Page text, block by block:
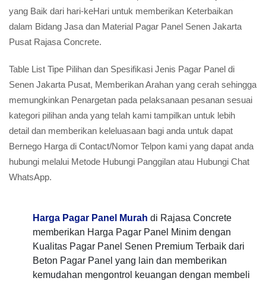
yang Baik dari hari-keHari untuk memberikan Keterbaikan
dalam Bidang Jasa dan Material Pagar Panel Senen Jakarta
Pusat Rajasa Concrete.
Table List Tipe Pilihan dan Spesifikasi Jenis Pagar Panel di
Senen Jakarta Pusat, Memberikan Arahan yang cerah sehingga
memungkinkan Penargetan pada pelaksanaan pesanan sesuai
kategori pilihan anda yang telah kami tampilkan untuk lebih
detail dan memberikan keleluasaan bagi anda untuk dapat
Bernego Harga di Contact/Nomor Telpon kami yang dapat anda
hubungi melalui Metode Hubungi Panggilan atau Hubungi Chat
WhatsApp.
Harga Pagar Panel Murah di Rajasa Concrete
memberikan Harga Pagar Panel Minim dengan
Kualitas Pagar Panel Senen Premium Terbaik dari
Beton Pagar Panel yang lain dan memberikan
kemudahan mengontrol keuangan dengan membeli